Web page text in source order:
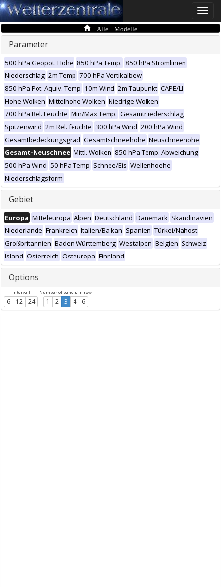
Toggle
Alle Modelle
Parameter
500 hPa Geopot. Höhe 850 hPa Temp. 850 hPa Stromlinien
Niederschlag 2m Temp 700 hPa Vertikalbew
850 hPa Pot. Äquiv. Temp 10m Wind 2m Taupunkt CAPE/LI
Hohe Wolken Mittelhohe Wolken Niedrige Wolken
700 hPa Rel. Feuchte Min/Max Temp. Gesamtniederschlag
Spitzenwind 2m Rel. feuchte 300 hPa Wind 200 hPa Wind
Gesamtbedeckungsgrad Gesamtschneehöhe Neuschneehöhe
Gesamt-Neuschnee Mittl. Wolken 850 hPa Temp. Abweichung
500 hPa Wind 50 hPa Temp Schnee/Eis Wellenhoehe
Niederschlagsform
Gebiet
Europa Mitteleuropa Alpen Deutschland Dänemark Skandinavien
Niederlande Frankreich Italien/Balkan Spanien Türkei/Nahost
Großbritannien Baden Württemberg Westalpen Belgien Schweiz
Island Österreich Osteuropa Finnland
Options
Intervall
6 12 24
Number of panels in row
1 2 3 4 6